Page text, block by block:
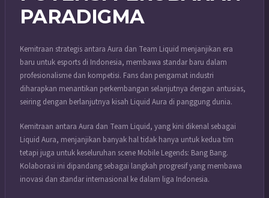
PARADIGMA
Kemitraan strategis antara Aura dan Team Liquid menjanjikan era
baru untuk esports di Indonesia, membawa standar baru dalam
profesionalisme dan kompetisi. Fans dan pengamat industri
diharapkan menantikan perkembangan selanjutnya dengan antusias,
seiring dengan berlanjutnya kisah Liquid Aura di panggung dunia.
Kemitraan antara Aura dan Team Liquid, yang kini dikenal sebagai
Liquid Aura, menjanjikan banyak hal tidak hanya untuk kedua tim
tetapi juga untuk keseluruhan scene Mobile Legends: Bang Bang.
Kolaborasi ini dipandang sebagai langkah progresif yang membawa
inovasi dan standar internasional ke dalam liga Indonesia.